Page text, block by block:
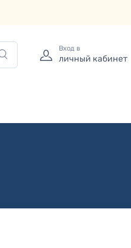
Вход в
личный кабинет